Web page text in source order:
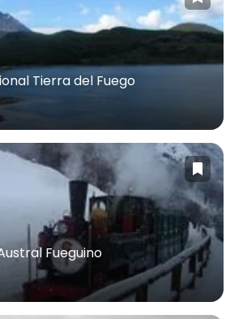
Tierra del Fuego
Fueguino